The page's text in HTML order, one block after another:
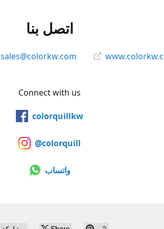
اتصل بنا
sales@colorkw.com
Connect with us
colorquillkw
@colorquill
واتساب